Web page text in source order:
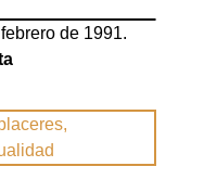
de 1991.
,